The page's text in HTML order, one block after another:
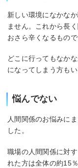
新しい環境になかな
ません。これから長
おさら辛くなるもので
どこに行ってもなか
になってしまう方もい
悩んでない
人間関係のお悩みに
した。
職場の人間関係に対
れた方は全体の約15